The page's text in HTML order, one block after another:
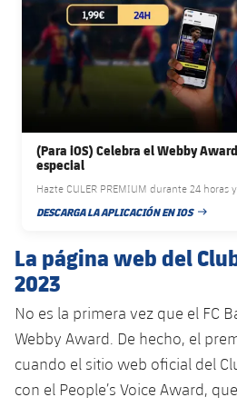
(Para iOS) Celebra el Webby
especial
Hazte CULER PREMIUM durante 24 horas
DESCARGA LA APLICACIÓN EN IOS
FECHA DE PUBLICACIÓN
La página web del
2023
No es la primera vez que el FC
Webby Award. De hecho, el
cuando el sitio web oficial del
con el People’s Voice Award,